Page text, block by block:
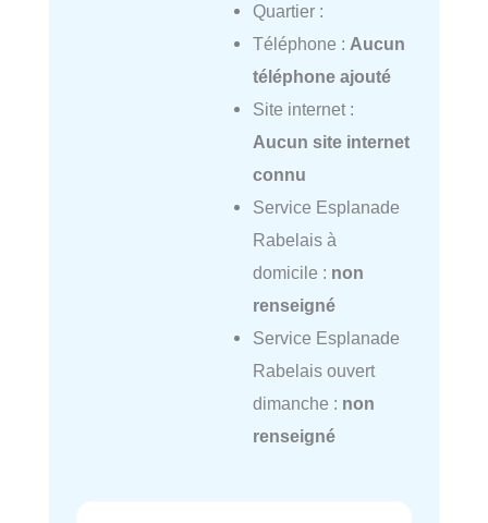
Quartier :
Téléphone : Aucun
téléphone ajouté
Site internet :
Aucun site internet
connu
Service Esplanade
Rabelais à
domicile : non
renseigné
Service Esplanade
Rabelais ouvert
dimanche : non
renseigné